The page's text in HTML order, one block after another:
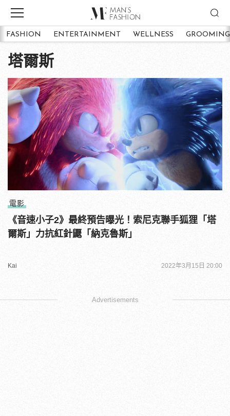
FASHION ENTERTAINMENT WELLNESS GROOMING
塔爾斯
電影
《音速小子2》最終預告曝光！索尼克聯手狐狸「塔
爾斯」力抗紅針鼴「納克魯斯」
Kai 2022年3月15日 20:00
Advertisements